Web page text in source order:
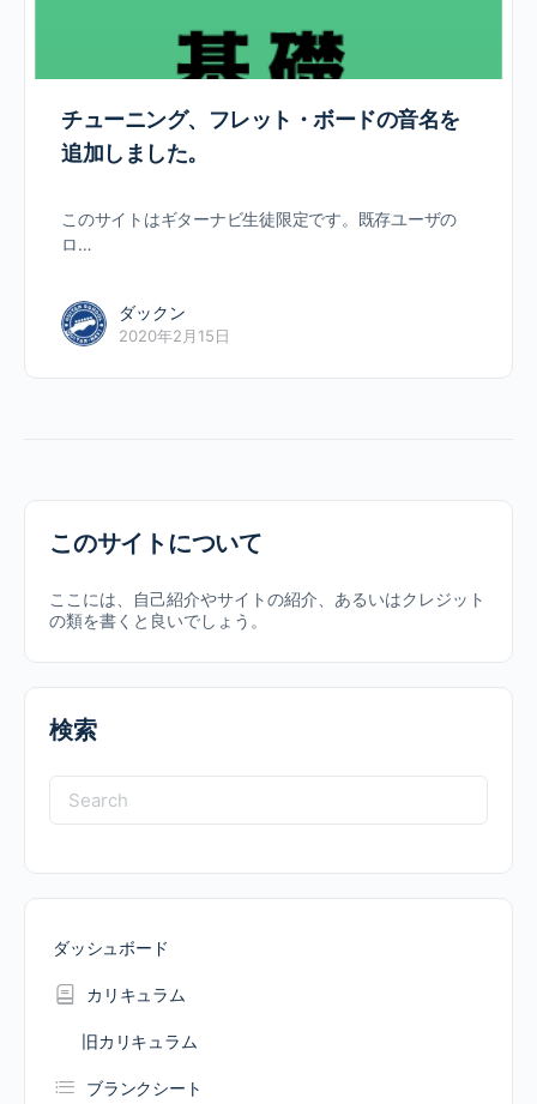
チューニング、フレット・ボードの音名を
追加しました。
このサイトはギターナビ生徒限定です。既存ユーザの
ロ…
ダックン
2020年2月15日
このサイトについて
ここには、自己紹介やサイトの紹介、あるいはクレジット
の類を書くと良いでしょう。
検索
Search
for:
ダッシュボード
カリキュラム
旧カリキュラム
ブランクシート